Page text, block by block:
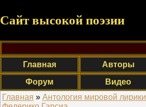
Сайт высокой поэзии
Главная
Авторы
Форум
Видео
Главная » Антология мировой лирики